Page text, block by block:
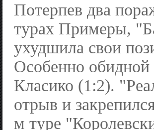
Потерпев два
турах Примеры,
ухудшила свои
Особенно обидной
Класико (1:2).
отрыв и
м туре